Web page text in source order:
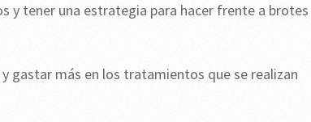
y tener una estrategia para hacer frente a brotes
gastar más en los tratamientos que se realizan